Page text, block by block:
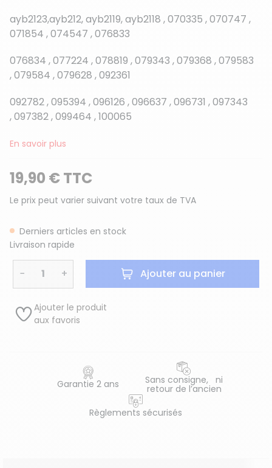
(3 avis)
ayb2123,ayb212, ayb2119, ayb2118 , 070335 , 070747 ,
071854 , 074547 , 076833
076834 , 077224 , 078819 , 079343 , 079368 , 079583
, 079584 , 079628 , 092361
092782 , 095394 , 096126 , 096637 , 096731 , 097343
, 097382 , 099464 , 100065
En savoir plus
19,90 € TTC
Le prix peut varier suivant votre taux de TVA
Derniers articles en stock
Livraison rapide
− + Ajouter au panier
Ajouter le produit
aux favoris
Garantie 2 ans Sans consigne, ni
retour de l’ancien
Règlements sécurisés